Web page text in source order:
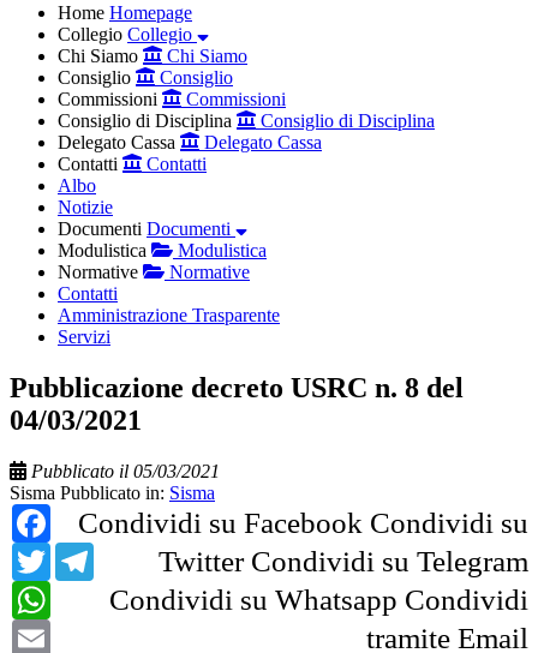
Home Homepage
Collegio Collegio
Chi Siamo
Chi Siamo
Consiglio
Consiglio
Commissioni
Commissioni
Consiglio di Disciplina
Consiglio di Disciplina
Delegato Cassa
Delegato Cassa
Contatti
Contatti
Albo
Notizie
Documenti Documenti
Modulistica
Modulistica
Normative
Normative
Contatti
Amministrazione Trasparente
Servizi
Pubblicazione decreto USRC n. 8 del
04/03/2021
Pubblicato il 05/03/2021
Sisma Pubblicato in: Sisma
Condividi su Facebook
Facebook
Condividi su
Twitter
Twitter Condividi su Telegram
Telegram
Condividi su Whatsapp
WhatsApp
Condividi
tramite Email